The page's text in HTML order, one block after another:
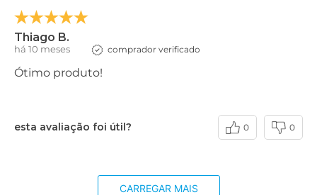
Thiago B.
há 10 meses comprador verificado
Ótimo produto!
esta avaliação foi útil? 0 0
CARREGAR MAIS